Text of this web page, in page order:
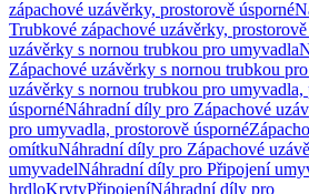
zápachové uzávěrky, prostorově úsporné
Trubkové zápachové uzávěrky,
uzávěrky s nornou trubkou pro umyvadla
Zápachové uzávěrky s nornou trubkou
uzávěrky s nornou trubkou pro umyvadla,
úspornéNáhradní díly pro Zápachové
pro umyvadla, prostorově úsporné
omítkuNáhradní díly pro Zápachové
umyvadelNáhradní díly pro Připojení
hrdloKrytyPřipojeníNáhradní díly pro